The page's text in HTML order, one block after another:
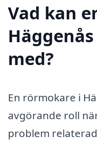
Vad kan
med?
En rörmokare i
avgörande roll
problem